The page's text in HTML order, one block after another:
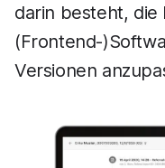
darin besteht, die
(Frontend-
Versionen